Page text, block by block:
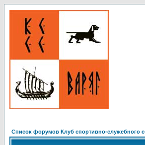
Список форумов Клуб спортивно-служебного